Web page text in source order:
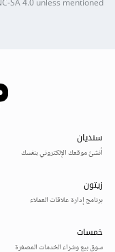
SA 4.0unless mentioned